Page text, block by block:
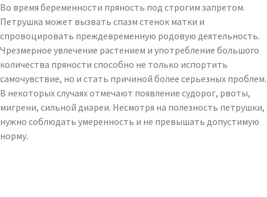
Во время беременности пряность под строгим запретом.
Петрушка может вызвать спазм стенок матки и
спровоцировать преждевременную родовую деятельность.
Чрезмерное увлечение растением и употребление большого
количества пряности способно не только испортить
самочувствие, но и стать причиной более серьезных проблем.
В некоторых случаях отмечают появление судорог, рвоты,
мигрени, сильной диареи. Несмотря на полезность петрушки,
нужно соблюдать умеренность и не превышать допустимую
норму.